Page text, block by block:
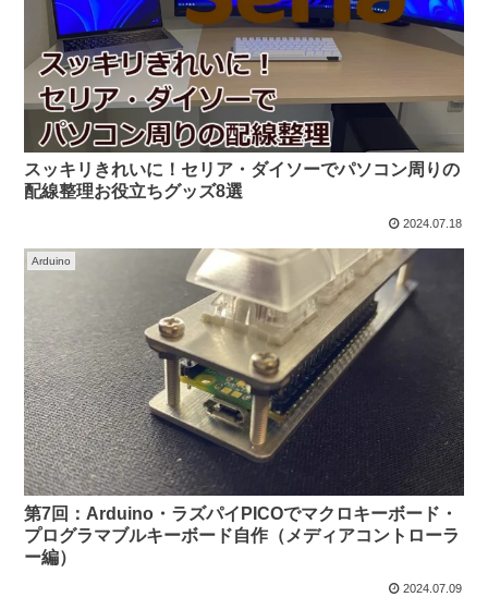
スッキリきれいに！セリア・ダイソーでパソコン周りの
配線整理お役立ちグッズ8選
2024.07.18
Arduino
第7回：Arduino・ラズパイPICOでマクロキーボード・
プログラマブルキーボード自作（メディアコントローラ
ー編）
2024.07.09